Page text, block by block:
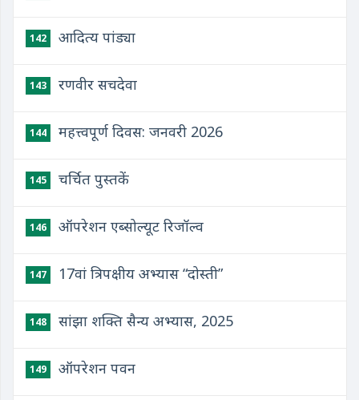
142 आदित्य पांड्या
143 रणवीर सचदेवा
144 महत्त्वपूर्ण दिवस: जनवरी 2026
145 चर्चित पुस्तकें
146 ऑपरेशन एब्सोल्यूट रिजॉल्व
147 17वां त्रिपक्षीय अभ्यास “दोस्‍ती”
148 सांझा शक्ति सैन्य अभ्यास, 2025
149 ऑपरेशन पवन